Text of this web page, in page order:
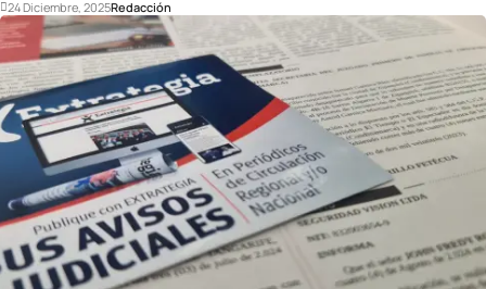
24 Diciembre, 2025Redacción